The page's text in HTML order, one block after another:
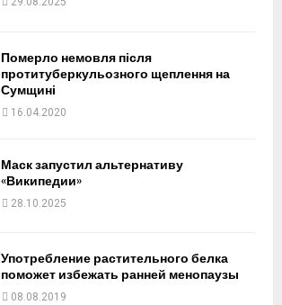
Померло немовля після
протитуберкульозного щеплення на
Сумщині
16.04.2020
Маск запустил альтернативу
«Википедии»
28.10.2025
Употребление растительного белка
поможет избежать ранней менопаузы
08.08.2019